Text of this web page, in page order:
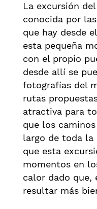
La excursión
conocida por
que hay desde
esta pequeña
con el propio
desde allí se
fotografías del
rutas
atractiva para
que los
largo de toda la
que esta
momentos en
calor dado que,
resultar más